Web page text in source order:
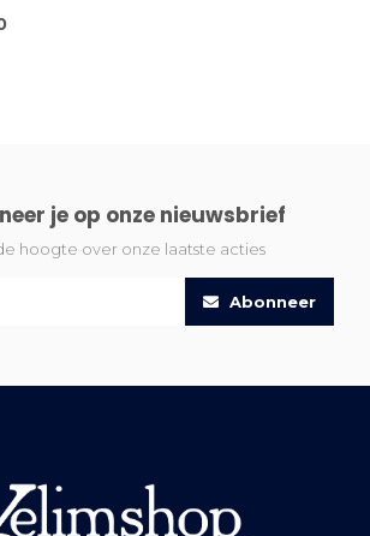
Wol
je op onze nieuwsbrief
hoogte over onze laatste acties
Abonneer